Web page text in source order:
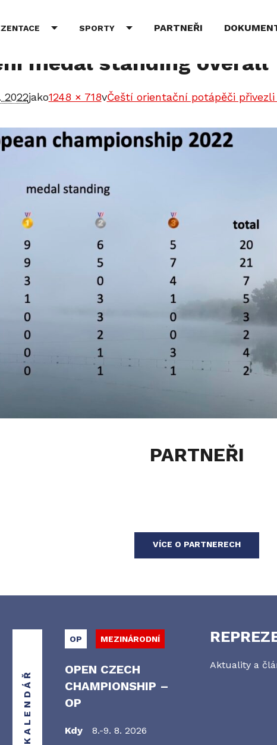
SPORTY PARTNEŘI
medal standing overall
2022jako1248 × 718vČeští orientační potápěči
PARTNEŘI
VÍCE O PARTNERECH
KALENDÁŘ
OP MEZINÁRODNÍ
OPEN CZECH
CHAMPIONSHIP –
OP
Kdy
8.-9. 8. 2026
Aktuality a